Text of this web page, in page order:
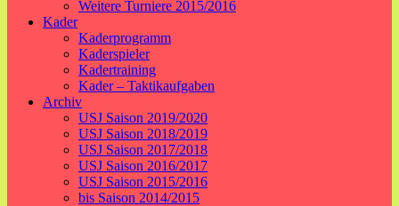
Weitere Turniere 2015/2016
Kader
Kaderprogramm
Kaderspieler
Kadertraining
Kader – Taktikaufgaben
Archiv
USJ Saison 2019/2020
USJ Saison 2018/2019
USJ Saison 2017/2018
USJ Saison 2016/2017
USJ Saison 2015/2016
bis Saison 2014/2015